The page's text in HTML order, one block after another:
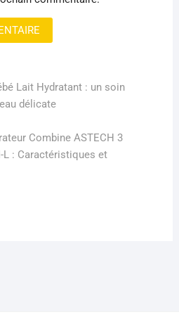
Lait Hydratant : un soin
délicate
Combine ASTECH 3
L : Caractéristiques et